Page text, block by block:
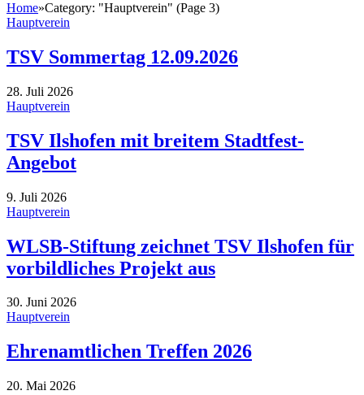
Home»Category: "Hauptverein" (Page 3)
Hauptverein
TSV Sommertag 12.09.2026
28. Juli 2026
Hauptverein
TSV Ilshofen mit breitem Stadtfest-
Angebot
9. Juli 2026
Hauptverein
WLSB-Stiftung zeichnet TSV Ilshofen für
vorbildliches Projekt aus
30. Juni 2026
Hauptverein
Ehrenamtlichen Treffen 2026
20. Mai 2026